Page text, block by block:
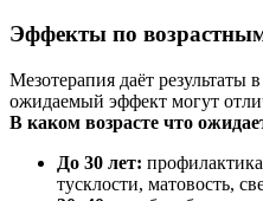
Эффекты по
Мезотерапия даёт результаты
ожидаемый эффект могут
В каком возрасте что
До 30 лет:
тусклости, матовость,